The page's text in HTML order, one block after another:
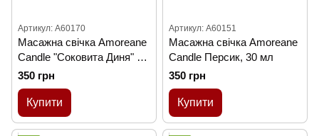
Артикул: A60170
Масажна свічка Amoreane
Candle "Соковита Диня" 30
мл
350 грн
Купити
Артикул: A60151
Масажна свічка Amoreane
Candle Персик, 30 мл
350 грн
Купити